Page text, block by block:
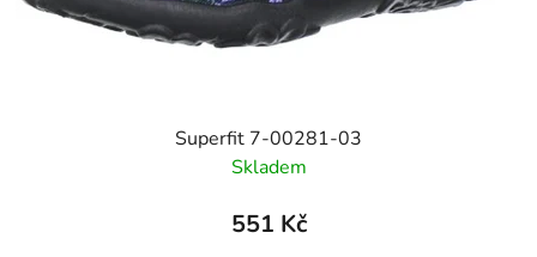
Superfit 7-00281-03
Skladem
551 Kč